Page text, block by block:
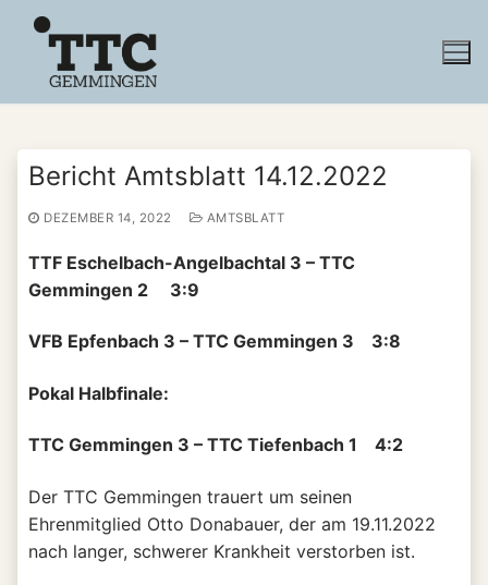
Inhalt
springen
Bericht Amtsblatt 14.12.2022
DEZEMBER 14, 2022 AMTSBLATT
TTF Eschelbach-Angelbachtal 3 – TTC
Gemmingen 2 3:9
VFB Epfenbach 3 – TTC Gemmingen 3 3:8
Pokal Halbfinale:
TTC Gemmingen 3 – TTC Tiefenbach 1 4:2
Der TTC Gemmingen trauert um seinen
Ehrenmitglied Otto Donabauer, der am 19.11.2022
nach langer, schwerer Krankheit verstorben ist.